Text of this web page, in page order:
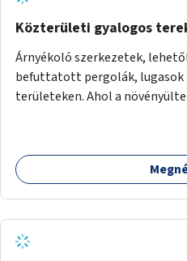
Közterületi gyalogos
Árnyékoló szerkezetek,
befuttatott pergolák, lugasok
területeken. Ahol a